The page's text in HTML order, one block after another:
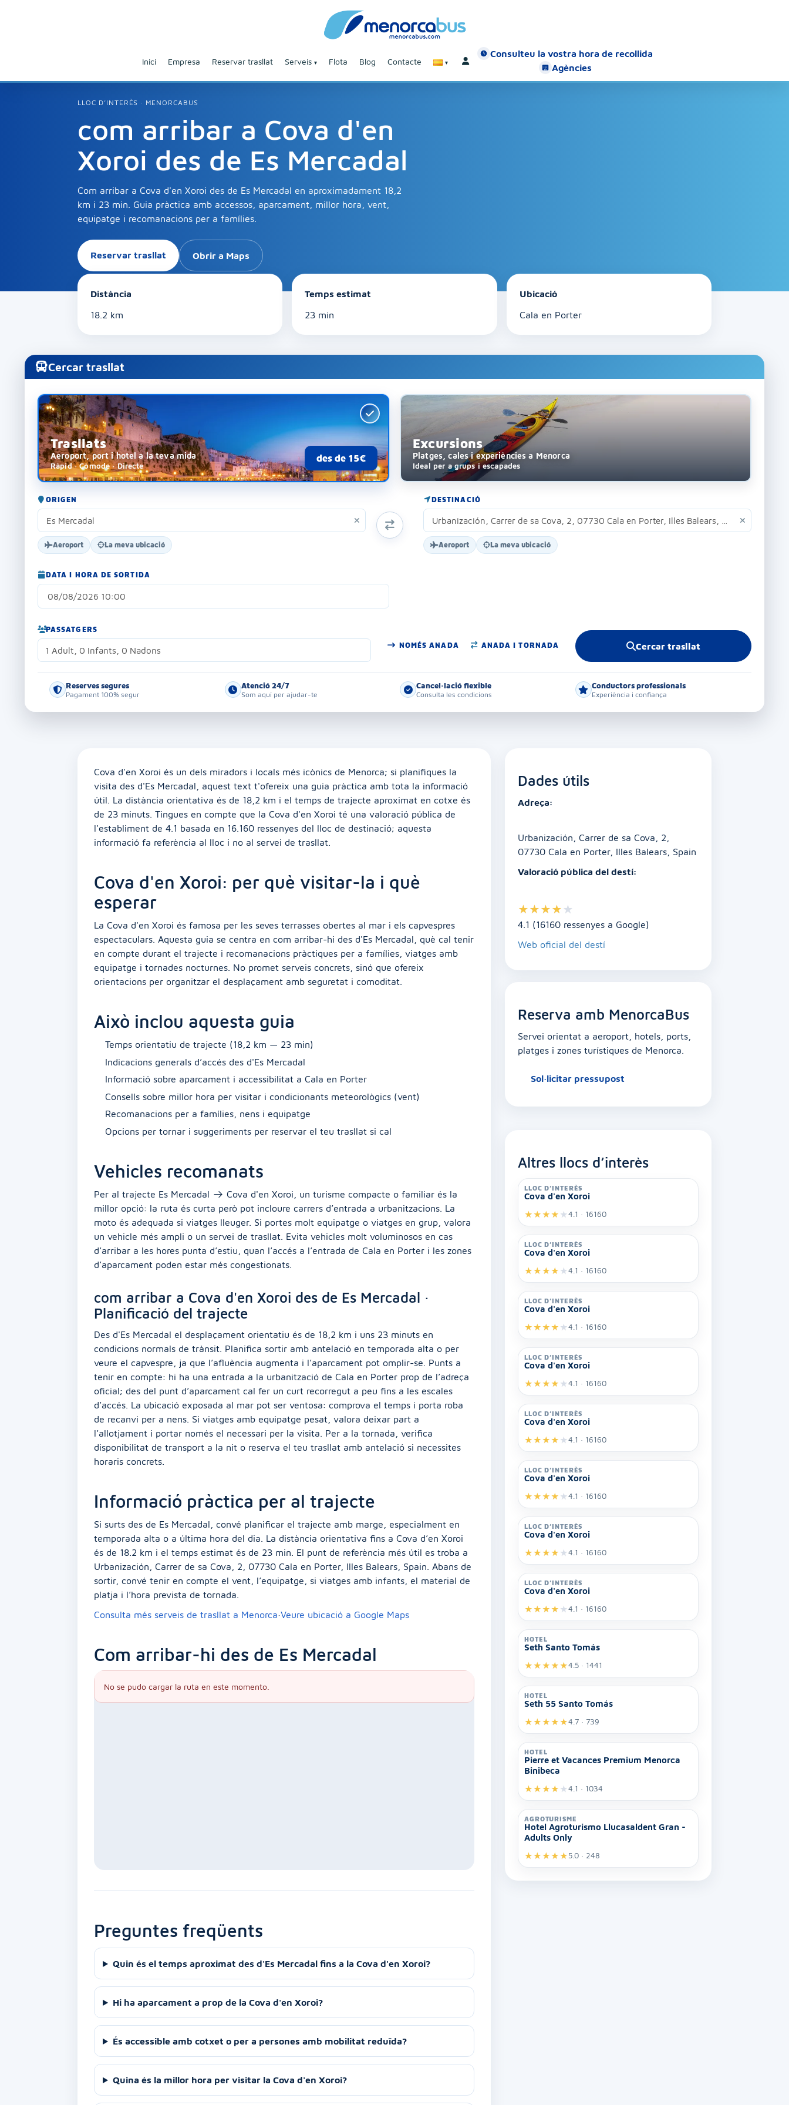
Inici Empresa Reservar trasllat Serveis Flota Blog Contacte
Consulteu la vostra hora de recollida
Agències
LLOC D’INTERÈS · MENORCABUS
com arribar a Cova d'en
Xoroi des de Es Mercadal
Com arribar a Cova d'en Xoroi des de Es Mercadal en aproximadament 18,2
km i 23 min. Guia pràctica amb accessos, aparcament, millor hora, vent,
equipatge i recomanacions per a famílies.
Reservar trasllat Obrir a Maps
Distància
18.2 km
Temps estimat
23 min
Ubicació
Cala en Porter
Cercar trasllat
Trasllats
Aeroport, port i hotel a la teva mida
Ràpid · Còmode · Directe
des de 15€
Excursions
Platges, cales i experiències a Menorca
Ideal per a grups i escapades
ORIGEN
Aeroport La meva ubicació
DESTINACIÓ
Aeroport La meva ubicació
INTERCANVIAR ORIGEN I DESTÍ
DATA I HORA DE SORTIDA
PASSATGERS
1 Adult, 0 Infants, 0 Nadons NOMÉS ANADA ANADA I TORNADA Cercar trasllat
Reserves segures
Pagament 100% segur
Atenció 24/7
Som aquí per ajudar-te
Cancel·lació flexible
Consulta les condicions
Conductors professionals
Experiència i confiança
Cova d'en Xoroi és un dels miradors i locals més icònics de Menorca; si planifiques la
visita des d'Es Mercadal, aquest text t'ofereix una guia pràctica amb tota la informació
útil. La distància orientativa és de 18,2 km i el temps de trajecte aproximat en cotxe és
de 23 minuts. Tingues en compte que la Cova d'en Xoroi té una valoració pública de
l'establiment de 4.1 basada en 16.160 ressenyes del lloc de destinació; aquesta
informació fa referència al lloc i no al servei de trasllat.
Cova d'en Xoroi: per què visitar-la i què
esperar
La Cova d'en Xoroi és famosa per les seves terrasses obertes al mar i els capvespres
espectaculars. Aquesta guia se centra en com arribar-hi des d'Es Mercadal, què cal tenir
en compte durant el trajecte i recomanacions pràctiques per a famílies, viatges amb
equipatge i tornades nocturnes. No promet serveis concrets, sinó que ofereix
orientacions per organitzar el desplaçament amb seguretat i comoditat.
Això inclou aquesta guia
Temps orientatiu de trajecte (18,2 km — 23 min)
Indicacions generals d’accés des d'Es Mercadal
Informació sobre aparcament i accessibilitat a Cala en Porter
Consells sobre millor hora per visitar i condicionants meteorològics (vent)
Recomanacions per a famílies, nens i equipatge
Opcions per tornar i suggeriments per reservar el teu trasllat si cal
Vehicles recomanats
Per al trajecte Es Mercadal → Cova d'en Xoroi, un turisme compacte o familiar és la
millor opció: la ruta és curta però pot incloure carrers d’entrada a urbanitzacions. La
moto és adequada si viatges lleuger. Si portes molt equipatge o viatges en grup, valora
un vehicle més ampli o un servei de trasllat. Evita vehicles molt voluminosos en cas
d’arribar a les hores punta d’estiu, quan l’accés a l’entrada de Cala en Porter i les zones
d’aparcament poden estar més congestionats.
com arribar a Cova d'en Xoroi des de Es Mercadal ·
Planificació del trajecte
Des d'Es Mercadal el desplaçament orientatiu és de 18,2 km i uns 23 minuts en
condicions normals de trànsit. Planifica sortir amb antelació en temporada alta o per
veure el capvespre, ja que l’afluència augmenta i l’aparcament pot omplir-se. Punts a
tenir en compte: hi ha una entrada a la urbanització de Cala en Porter prop de l’adreça
oficial; des del punt d’aparcament cal fer un curt recorregut a peu fins a les escales
d’accés. La ubicació exposada al mar pot ser ventosa: comprova el temps i porta roba
de recanvi per a nens. Si viatges amb equipatge pesat, valora deixar part a
l’allotjament i portar només el necessari per la visita. Per a la tornada, verifica
disponibilitat de transport a la nit o reserva el teu trasllat amb antelació si necessites
horaris concrets.
Informació pràctica per al trajecte
Si surts des de Es Mercadal, convé planificar el trajecte amb marge, especialment en
temporada alta o a última hora del dia. La distància orientativa fins a Cova d’en Xoroi
és de 18.2 km i el temps estimat és de 23 min. El punt de referència més útil es troba a
Urbanización, Carrer de sa Cova, 2, 07730 Cala en Porter, Illes Balears, Spain. Abans de
sortir, convé tenir en compte el vent, l’equipatge, si viatges amb infants, el material de
platja i l’hora prevista de tornada.
Consulta més serveis de trasllat a Menorca·Veure ubicació a Google Maps
Com arribar-hi des de Es Mercadal
No se pudo cargar la ruta en este momento.
Preguntes freqüents
Quin és el temps aproximat des d'Es Mercadal fins a la Cova d'en Xoroi?
Hi ha aparcament a prop de la Cova d'en Xoroi?
És accessible amb cotxet o per a persones amb mobilitat reduïda?
Quina és la millor hora per visitar la Cova d'en Xoroi?
Dades útils
Adreça:
Urbanización, Carrer de sa Cova, 2,
07730 Cala en Porter, Illes Balears, Spain
Valoració pública del destí:
★★★★ ★
4.1 (16160 ressenyes a Google)
Web oficial del destí
Reserva amb MenorcaBus
Servei orientat a aeroport, hotels, ports,
platges i zones turístiques de Menorca.
Sol·licitar pressupost
Altres llocs d’interès
LLOC D’INTERÈS
Cova d'en Xoroi
★★★★ ★4.1 · 16160
LLOC D’INTERÈS
Cova d'en Xoroi
★★★★ ★4.1 · 16160
LLOC D’INTERÈS
Cova d'en Xoroi
★★★★ ★4.1 · 16160
LLOC D’INTERÈS
Cova d'en Xoroi
★★★★ ★4.1 · 16160
LLOC D’INTERÈS
Cova d'en Xoroi
★★★★ ★4.1 · 16160
LLOC D’INTERÈS
Cova d'en Xoroi
★★★★ ★4.1 · 16160
LLOC D’INTERÈS
Cova d'en Xoroi
★★★★ ★4.1 · 16160
LLOC D’INTERÈS
Cova d'en Xoroi
★★★★ ★4.1 · 16160
HOTEL
Seth Santo Tomás
★★★★★4.5 · 1441
HOTEL
Seth 55 Santo Tomás
★★★★★4.7 · 739
HOTEL
Pierre et Vacances Premium Menorca
Binibeca
★★★★ ★4.1 · 1034
AGROTURISME
Hotel Agroturismo Llucasaldent Gran -
Adults Only
★★★★★5.0 · 248